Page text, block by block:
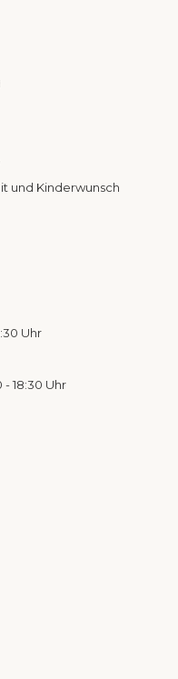
und Kinderwunsch
Uhr
18:30 Uhr